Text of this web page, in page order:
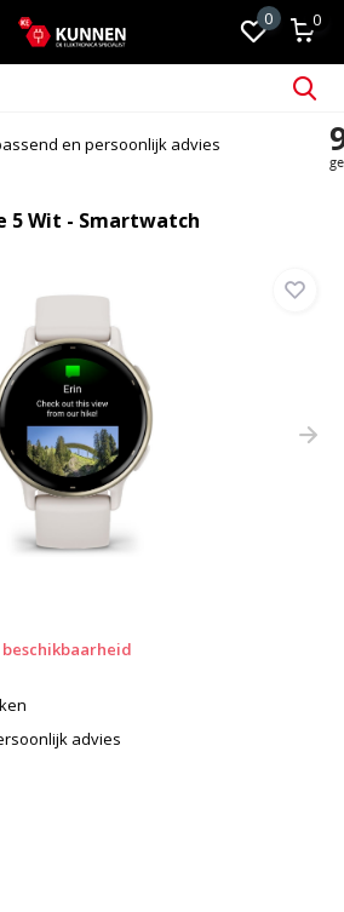
0 0
en persoonlijk advies
5 Wit - Smartwatch
advies